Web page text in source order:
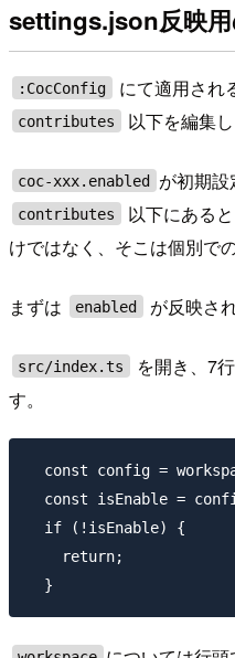
settings.json反映
:CocConfig にて適用され
contributes 以下を編集し
coc-xxx.enabled が初期設
contributes
以下にある
けではなく、そこは個別で
まずは enabled が反映さ
src/index.ts
を開き、7
す。
const config =
const isEnable =
  if (!isEnable) {
    return;